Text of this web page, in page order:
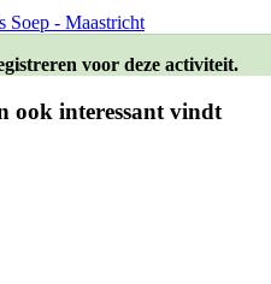
Soep - Maastricht
voor deze activiteit.
ook interessant vindt